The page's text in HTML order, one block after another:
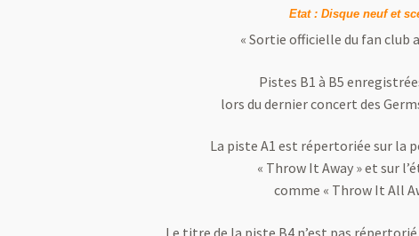
Etat : Disque neuf et
« Sortie officielle du fan club
Pistes B1 à B5
lors du dernier concert des
La piste A1 est répertoriée sur la
« Throw It Away » et sur
comme « Throw It All
Le titre de la piste B4 n’est pas